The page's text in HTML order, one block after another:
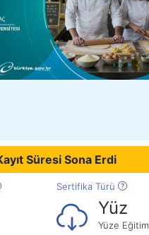
Süresi Sona Erdi
Sertifika Türü
Yüz
Yüze Eğitim